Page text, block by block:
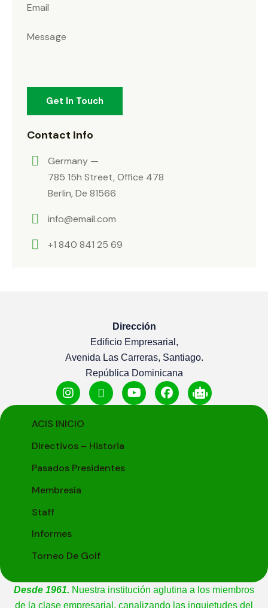
Contact Info
Germany —
785 15h Street, Office 478
Berlin, De 81566
info@email.com
+1 840 841 25 69
Dirección
Edificio Empresarial,
Avenida Las Carreras, Santiago.
República Dominicana
ACIS INICIO
Directivos – Historia
Pasados Presidentes
Membresía
Staff
Informes
Torneo De Golf
Desde 1961. Nuestra institución aglutina a los miembros
de la clase empresarial, canalizando las inquietudes del